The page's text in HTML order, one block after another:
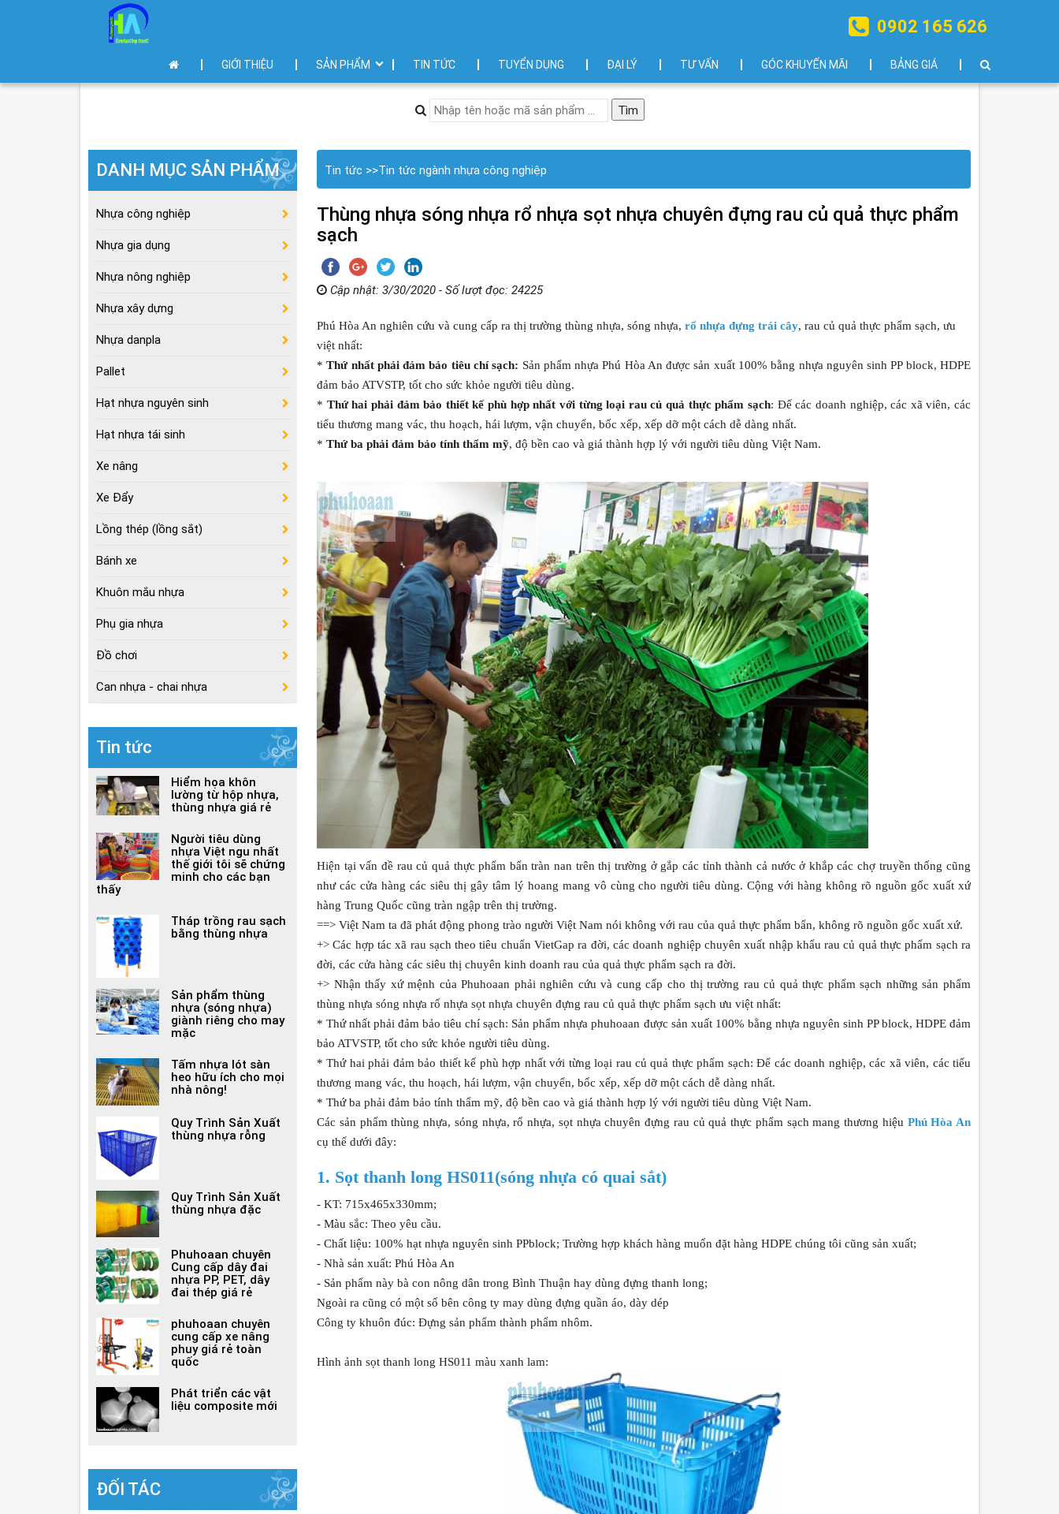
GIỚI THIỆU SẢN PHẨM TIN TỨC TUYỂN DỤNG ĐẠI LÝ TƯ VẤN GÓC KHUYẾN MÃI BẢNG GIÁ
0902 165 626
Tin tức >>Tin tức ngành nhựa công nghiệp
Thùng nhựa sóng nhựa rổ nhựa sọt nhựa chuyên đựng rau củ quả thực phẩm
sạch
Cập nhật: 3/30/2020 - Số lượt đọc: 24225
Phú Hòa An nghiên cứu và cung cấp ra thị trường thùng nhựa, sóng nhựa, rổ nhựa đựng trái cây, rau củ quả thực phẩm sạch, ưu
việt nhất:
*Thứ nhất phải đảm bảo tiêu chí sạch: Sản phẩm nhựa Phú Hòa An được sản xuất 100% bằng nhựa nguyên sinh PP block, HDPE
đảm bảo ATVSTP, tốt cho sức khỏe người tiêu dùng.
* Thứ hai phải đảm bảo thiết kế phù hợp nhất với từng loại rau củ quả thực phẩm sạch: Để các doanh nghiệp, các xã viên, các
tiểu thương mang vác, thu hoạch, hái lượm, vận chuyển, bốc xếp, xếp dỡ một cách dễ dàng nhất.
* Thứ ba phải đảm bảo tính thẩm mỹ, độ bền cao và giá thành hợp lý với người tiêu dùng Việt Nam.
Hiện tại vấn đề rau củ quả thực phẩm bẩn tràn nan trên thị trường ở gắp các tỉnh thành cả nước ở khắp các chợ truyền thống cũng
như các cửa hàng các siêu thị gây tâm lý hoang mang vô cùng cho người tiêu dùng.Cộng với hàng không rõ nguồn gốc xuất xứ
hàng Trung Quốc cũng tràn ngập trên thị trường.
==> Việt Nam ta đã phát động phong trào người Việt Nam nói không với rau của quả thực phẩm bẩn, không rõ nguồn gốc xuất xứ.
+> Các hợp tác xã rau sạch theo tiêu chuẩn VietGap ra đời, các doanh nghiệp chuyên xuất nhập khẩu rau củ quả thực phẩm sạch ra
đời, các cửa hàng các siêu thị chuyên kinh doanh rau của quả thực phẩm sạch ra đời.
+> Nhận thấy xứ mệnh của Phuhoaan phải nghiên cứu và cung cấp cho thị trường rau củ quả thực phẩm sạch những sản phẩm
thùng nhựa sóng nhựa rổ nhựa sọt nhựa chuyên đựng rau củ quả thực phẩm sạch ưu việt nhất:
* Thứ nhất phải đảm bảo tiêu chí sạch: Sản phẩm nhựa phuhoaan được sản xuất 100% bằng nhựa nguyên sinh PP block, HDPE đảm
bảo ATVSTP, tốt cho sức khỏe người tiêu dùng.
* Thứ hai phải đảm bảo thiết kế phù hợp nhất với từng loại rau củ quả thực phẩm sạch: Để các doanh nghiệp, các xã viên, các tiểu
thương mang vác, thu hoạch, hái lượm, vận chuyển, bốc xếp, xếp dỡ một cách dễ dàng nhất.
* Thứ ba phải đảm bảo tính thẩm mỹ, độ bền cao và giá thành hợp lý với người tiêu dùng Việt Nam.
Các sản phẩm thùng nhựa, sóng nhựa, rổ nhựa, sọt nhựa chuyên đựng rau củ quả thực phẩm sạch mang thương hiệu Phú Hòa An
cụ thể dưới đây:
1. Sọt thanh long HS011(sóng nhựa có quai sắt)
- KT: 715x465x330mm;
- Màu sắc: Theo yêu cầu.
- Chất liệu: 100% hạt nhựa nguyên sinh PPblock; Trường hợp khách hàng muốn đặt hàng HDPE chúng tôi cũng sản xuất;
- Nhà sản xuất: Phú Hòa An
- Sản phẩm này bà con nông dân trong Bình Thuận hay dùng đựng thanh long;
Ngoài ra cũng có một số bên công ty may dùng đựng quần áo, dày dép
Công ty khuôn đúc: Đựng sản phẩm thành phẩm nhôm.
Hình ảnh sọt thanh long HS011 màu xanh lam:
DANH MỤC SẢN PHẨM
Nhựa công nghiệp
Nhựa gia dụng
Nhựa nông nghiệp
Nhựa xây dựng
Nhựa danpla
Pallet
Hạt nhựa nguyên sinh
Hạt nhựa tái sinh
Xe nâng
Xe Đẩy
Lồng thép (lồng sắt)
Bánh xe
Khuôn mắu nhựa
Phụ gia nhựa
Đồ chơi
Can nhựa - chai nhựa
Tin tức
Hiểm họa khôn
lường từ hộp nhựa,
thùng nhựa giá rẻ
Người tiêu dùng
nhựa Việt ngu nhất
thế giới tôi sẽ chứng
minh cho các bạn
thấy
Tháp trồng rau sạch
bằng thùng nhựa
Sản phẩm thùng
nhựa (sóng nhựa)
giành riêng cho may
mặc
Tấm nhựa lót sàn
heo hữu ích cho mọi
nhà nông!
Quy Trình Sản Xuất
thùng nhựa rỗng
Quy Trình Sản Xuất
thùng nhựa đặc
Phuhoaan chuyên
Cung cấp dây đai
nhựa PP, PET, dây
đai thép giá rẻ
phuhoaan chuyên
cung cấp xe nâng
phuy giá rẻ toàn
quốc
Phát triển các vật
liệu composite mới
ĐỐI TÁC